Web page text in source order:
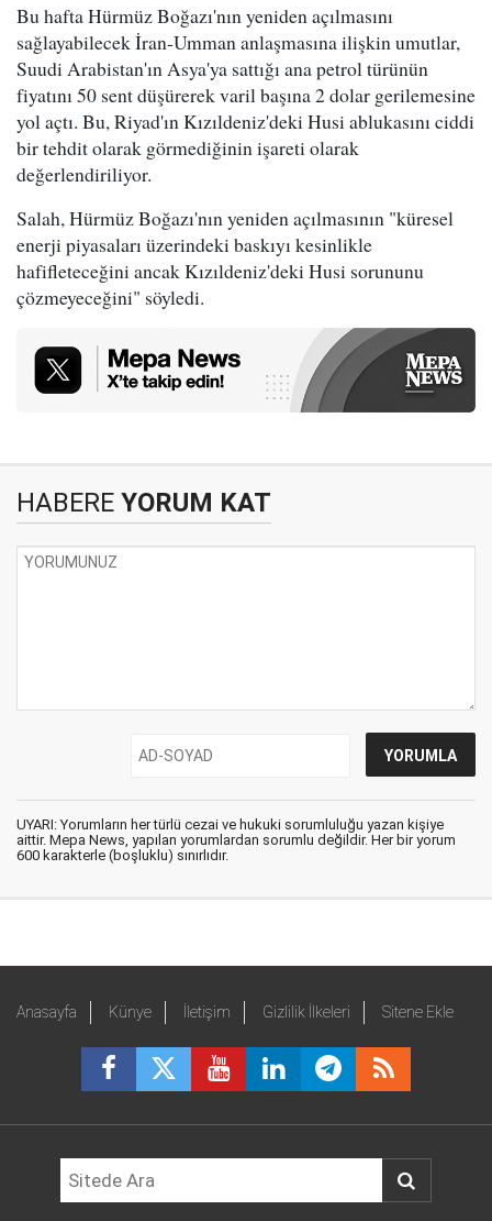
Bu hafta Hürmüz Boğazı'nın yeniden açılmasını
sağlayabilecek İran-Umman anlaşmasına ilişkin umutlar,
Suudi Arabistan'ın Asya'ya sattığı ana petrol türünün
fiyatını 50 sent düşürerek varil başına 2 dolar gerilemesine
yol açtı. Bu, Riyad'ın Kızıldeniz'deki Husi ablukasını ciddi
bir tehdit olarak görmediğinin işareti olarak
değerlendiriliyor.
Salah, Hürmüz Boğazı'nın yeniden açılmasının "küresel
enerji piyasaları üzerindeki baskıyı kesinlikle
hafifleteceğini ancak Kızıldeniz'deki Husi sorununu
çözmeyeceğini" söyledi.
HABERE YORUM KAT
UYARI: Yorumların her türlü cezai ve hukuki sorumluluğu yazan kişiye
aittir. Mepa News, yapılan yorumlardan sorumlu değildir. Her bir yorum
600 karakterle (boşluklu) sınırlıdır.
Anasayfa Künye İletişim Gizlilik İlkeleri Sitene Ekle